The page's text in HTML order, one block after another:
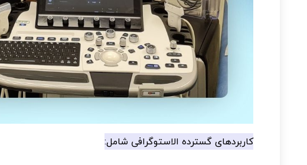
کاربردهای گسترده الاستوگرافی شامل: